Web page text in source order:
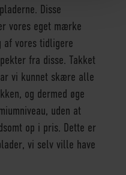
Disse
vores eget mærke
af vores tidligere
fra disse. Takket
vi kunnet skære alle
og dermed øge
uden at
op i pris. Dette er
vi selv ville have